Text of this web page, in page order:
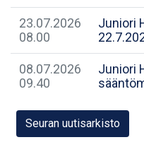
23.07.2026
08.00
Juniori
08.07.2026
09.40
Juniori
Seuran uutisarkisto